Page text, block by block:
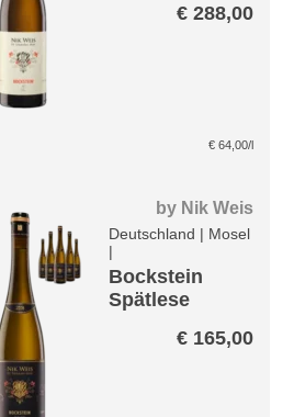
€ 288,00
€ 64,00/l
by Nik Weis
Deutschland | Mosel
|
Bockstein
Spätlese
€ 165,00